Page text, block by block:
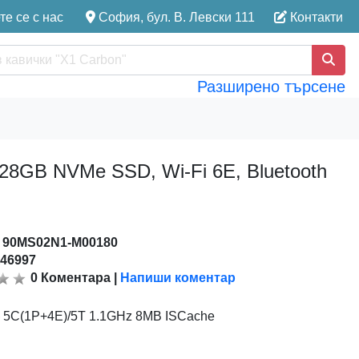
се с нас София, бул. В. Левски 111 Контакти
Разширено търсене
NVMe SSD, Wi-Fi 6E, Bluetooth
90MS02N1-M00180
0 Коментара Напиши коментар
5T 1.1GHz 8MB ISCache